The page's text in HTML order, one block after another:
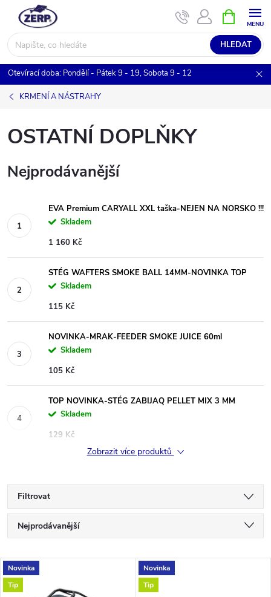
obsah
HLEDAT
NÁKUPNÍ
KOŠÍK
Otevírací doba: Pondělí - Pátek 9 - 19, Sobota 9 - 12
KRMENÍ A NÁSTRAHY
OSTATNÍ DOPLŇKY
Nejprodávanější
EVA Premium CARYALL XXL taška-NEJEN NA NORSKO !!!
Skladem
1 160 Kč
STÉG WAFTERS SMOKE BALL 14MM-NOVINKA TOP
Skladem
115 Kč
NOVINKA-MRAK-FEEDER SMOKE JUICE 60ml
Skladem
105 Kč
TOP NOVINKA-STÉG ZABIJAQ PELLET MIX 3 MM
Skladem
129 Kč
Zobrazit více produktů
Filtrovat
Ř
a
z
Nejprodávanější
Nejdražší
V
Novinka
Tip
Novinka
Tip